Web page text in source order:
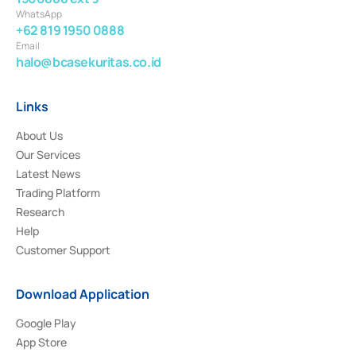
WhatsApp
+62 819 1950 0888
Email
halo@bcasekuritas.co.id
Links
About Us
Our Services
Latest News
Trading Platform
Research
Help
Customer Support
Download Application
Google Play
App Store